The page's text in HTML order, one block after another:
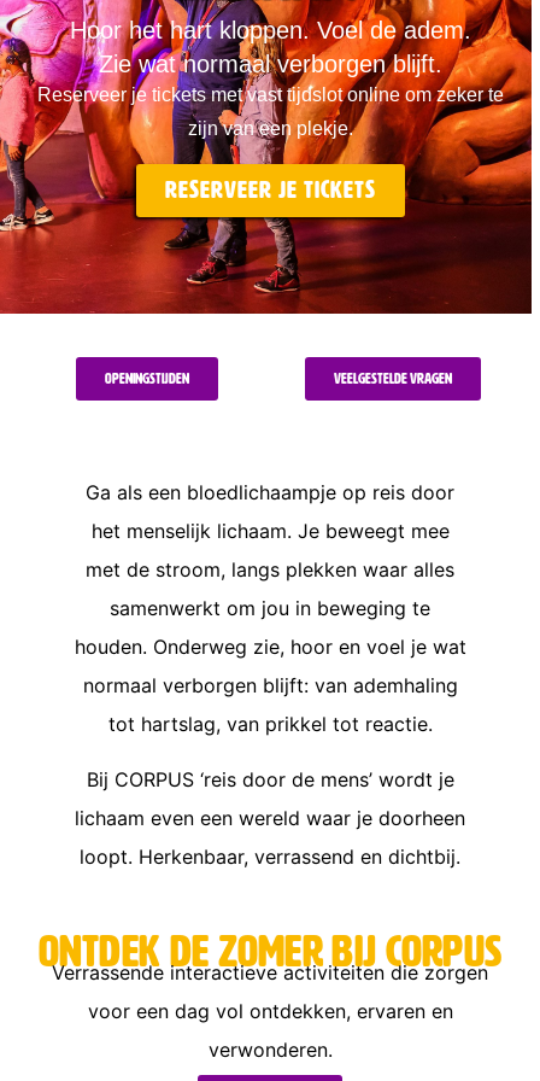
Hoor het hart kloppen. Voel de adem.
Zie wat normaal verborgen blijft.
Reserveer je tickets met vast tijdslot online om zeker te
zijn van een plekje.
Reserveer je tickets
Openingstijden Veelgestelde vragen
Ga als een bloedlichaampje op reis door
het menselijk lichaam. Je beweegt mee
met de stroom, langs plekken waar alles
samenwerkt om jou in beweging te
houden. Onderweg zie, hoor en voel je wat
normaal verborgen blijft: van ademhaling
tot hartslag, van prikkel tot reactie.
Bij CORPUS ‘reis door de mens’ wordt je
lichaam even een wereld waar je doorheen
loopt. Herkenbaar, verrassend en dichtbij.
Ontdek de zomer bij CORPUS
Verrassende interactieve activiteiten die zorgen
voor een dag vol ontdekken, ervaren en
verwonderen.